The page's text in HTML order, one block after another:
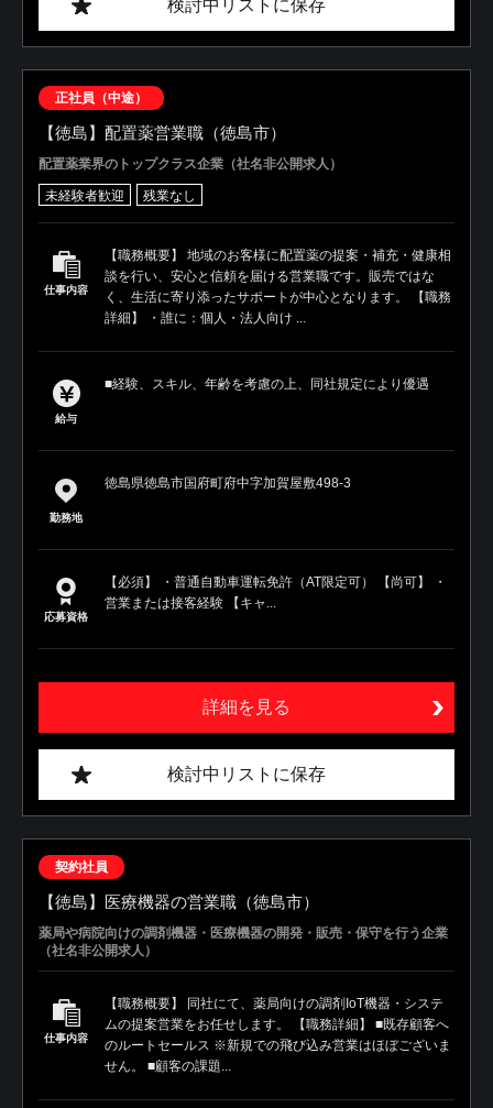
検討中リストに保存
正社員（中途）
【徳島】配置薬営業職（徳島市）
配置薬業界のトップクラス企業（社名非公開求人）
未経験者歓迎 残業なし
仕事内容
【職務概要】 地域のお客様に配置薬の提案・補充・健康相
談を行い、安心と信頼を届ける営業職です。販売ではな
く、生活に寄り添ったサポートが中心となります。 【職務
詳細】 ・誰に：個人・法人向け ...
給与
■経験、スキル、年齢を考慮の上、同社規定により優遇
勤務地
徳島県徳島市国府町府中字加賀屋敷498-3
応募資格
【必須】 ・普通自動車運転免許（AT限定可） 【尚可】 ・
営業または接客経験 【キャ...
詳細を見る
検討中リストに保存
契約社員
【徳島】医療機器の営業職（徳島市）
薬局や病院向けの調剤機器・医療機器の開発・販売・保守を行う企業
（社名非公開求人）
仕事内容
【職務概要】 同社にて、薬局向けの調剤IoT機器・システ
ムの提案営業をお任せします。 【職務詳細】 ■既存顧客へ
のルートセールス ※新規での飛び込み営業はほぼございま
せん。 ■顧客の課題...